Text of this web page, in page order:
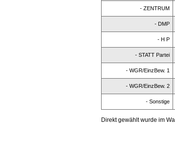
- ZENTRUM
- DMP
- H P
- STATT Partei
- WGR/EinzBew. 1
- WGR/EinzBew. 2
- Sonstige
Direkt gewählt wurde im